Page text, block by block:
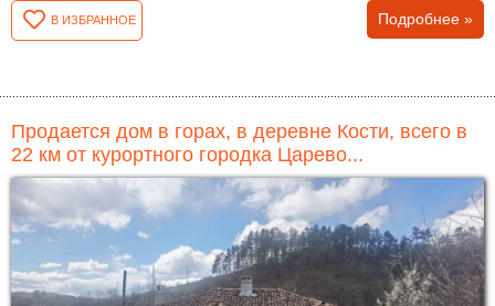
В ИЗБРАННОЕ Подробнее »
Продается дом в горах, в деревне Кости, всего в
22 км от курортного городка Царево...